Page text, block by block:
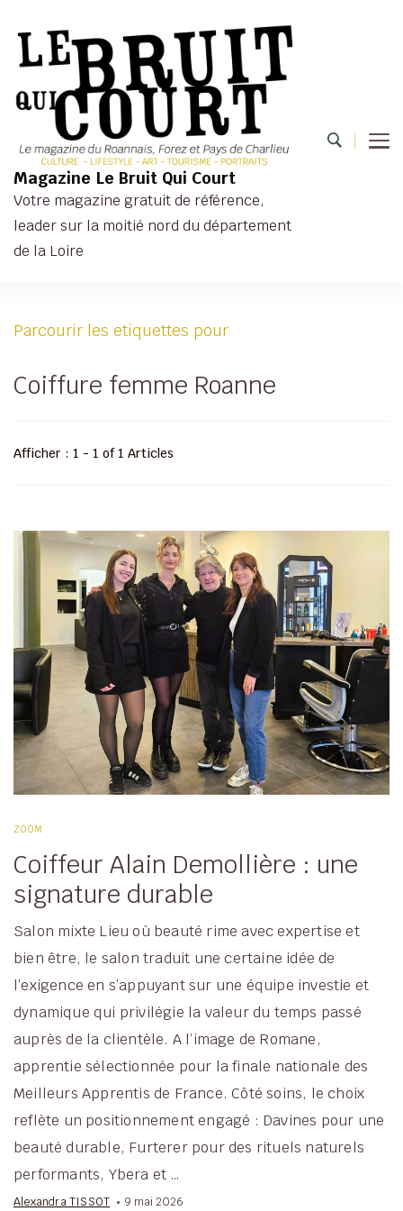
Magazine Le Bruit Qui Court
Votre magazine gratuit de référence,
leader sur la moitié nord du département
de la Loire
Parcourir les etiquettes pour
Coiffure femme Roanne
Afficher : 1 - 1 of 1 Articles
ZOOM
Coiffeur Alain Demollière : une
signature durable
Salon mixte Lieu où beauté rime avec expertise et
bien être, le salon traduit une certaine idée de
l’exigence en s’appuyant sur une équipe investie et
dynamique qui privilégie la valeur du temps passé
auprès de la clientèle. A l’image de Romane,
apprentie sélectionnée pour la finale nationale des
Meilleurs Apprentis de France. Côté soins, le choix
reflète un positionnement engagé : Davines pour une
beauté durable, Furterer pour des rituels naturels
performants, Ybera et …
Alexandra TISSOT 9 mai 2026